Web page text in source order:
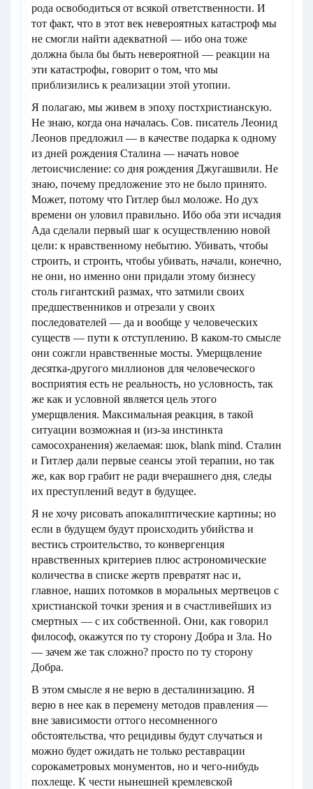
рода освободиться от всякой ответственности. И
тот факт, что в этот век невероятных катастроф мы
не смогли найти адекватной — ибо она тоже
должна была бы быть невероятной — реакции на
эти катастрофы, говорит о том, что мы
приблизились к реализации этой утопии.
Я полагаю, мы живем в эпоху постхристианскую.
Не знаю, когда она началась. Сов. писатель Леонид
Леонов предложил — в качестве подарка к одному
из дней рождения Сталина — начать новое
летоисчисление: со дня рождения Джугашвили. Не
знаю, почему предложение это не было принято.
Может, потому что Гитлер был моложе. Но дух
времени он уловил правильно. Ибо оба эти исчадия
Ада сделали первый шаг к осуществлению новой
цели: к нравственному небытию. Убивать, чтобы
строить, и строить, чтобы убивать, начали, конечно,
не они, но именно они придали этому бизнесу
столь гигантский размах, что затмили своих
предшественников и отрезали у своих
последователей — да и вообще у человеческих
существ — пути к отступлению. В каком-то смысле
они сожгли нравственные мосты. Умерщвление
десятка-другого миллионов для человеческого
восприятия есть не реальность, но условность, так
же как и условной является цель этого
умерщвления. Максимальная реакция, в такой
ситуации возможная и (из-за инстинкта
самосохранения) желаемая: шок, blank mind. Сталин
и Гитлер дали первые сеансы этой терапии, но так
же, как вор грабит не ради вчерашнего дня, следы
их преступлений ведут в будущее.
Я не хочу рисовать апокалиптические картины; но
если в будущем будут происходить убийства и
вестись строительство, то конвергенция
нравственных критериев плюс астрономические
количества в списке жертв превратят нас и,
главное, наших потомков в моральных мертвецов с
христианской точки зрения и в счастливейших из
смертных — с их собственной. Они, как говорил
философ, окажутся по ту сторону Добра и Зла. Но
— зачем же так сложно? просто по ту сторону
Добра.
В этом смысле я не верю в десталинизацию. Я
верю в нее как в перемену методов правления —
вне зависимости оттого несомненного
обстоятельства, что рецидивы будут случаться и
можно будет ожидать не только реставрации
сорокаметровых монументов, но и чего-нибудь
похлеще. К чести нынешней кремлевской